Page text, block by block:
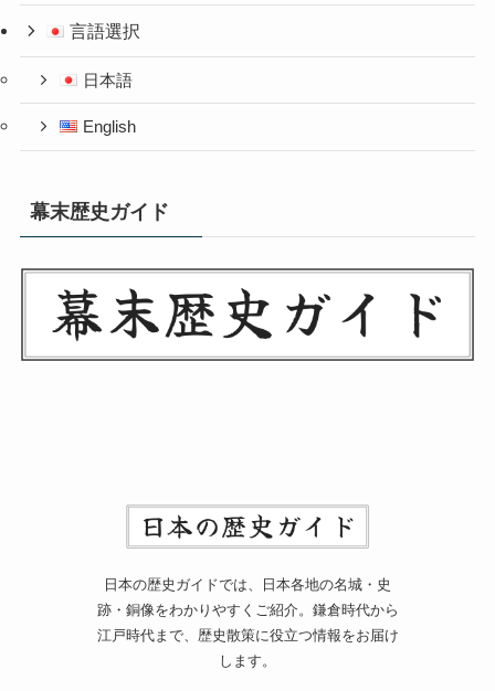
言語選択
日本語
English
幕末歴史ガイド
日本の歴史ガイドでは、日本各地の名城・史
跡・銅像をわかりやすくご紹介。鎌倉時代から
江戸時代まで、歴史散策に役立つ情報をお届け
します。